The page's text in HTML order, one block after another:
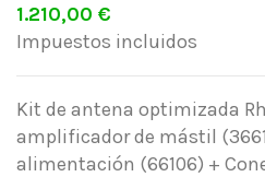
1.210,00 €
Impuestos incluidos
Kit de antena optimizada
amplificador de mástil
alimentación (66106) +